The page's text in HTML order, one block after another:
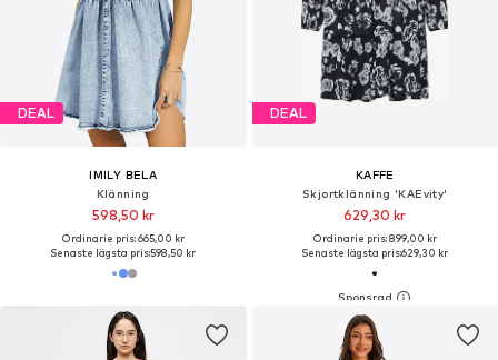
DEAL
IMILY BELA
Klänning
598,50 kr
Ordinarie pris: 665,00 kr
Senaste lägsta pris:598,50 kr
DEAL
KAFFE
Skjortklänning 'KAEvity'
629,30 kr
Ordinarie pris: 899,00 kr
Senaste lägsta pris:629,30 kr